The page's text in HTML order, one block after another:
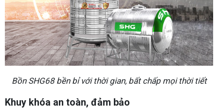
Bồn SHG68 bền bỉ với thời gian, bất chấp mọi thời tiết
Khuy khóa an toàn, đảm bảo